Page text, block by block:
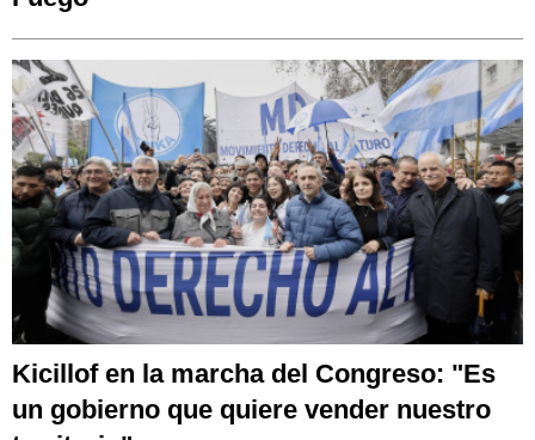
Kicillof en la marcha del Congreso: "Es
un gobierno que quiere vender nuestro